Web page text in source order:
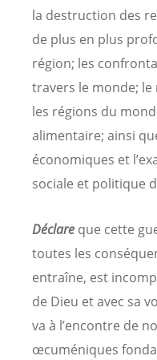
la destruction des
de plus en plus
région; les
travers le monde;
les régions du
alimentaire; ainsi
économiques et
sociale et politique
Déclare que cette
toutes les
entraîne, est
de Dieu et avec sa
va à l’encontre de
œcuméniques